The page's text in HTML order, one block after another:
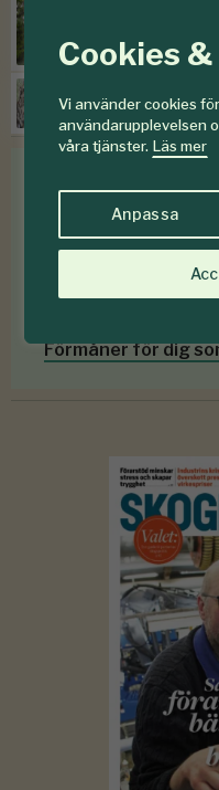
Cookies
Vi använder cookies
användarupplevelsen
våra tjänster. Läs mer
Anpassa
medlemsförmåner
dagen.
Förmåner för dig